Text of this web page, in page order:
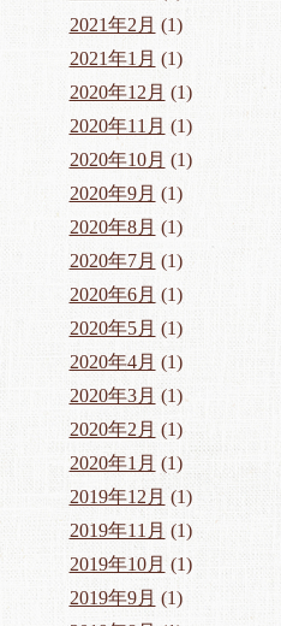
2021年2月 (1)
2021年1月 (1)
2020年12月 (1)
2020年11月 (1)
2020年10月 (1)
2020年9月 (1)
2020年8月 (1)
2020年7月 (1)
2020年6月 (1)
2020年5月 (1)
2020年4月 (1)
2020年3月 (1)
2020年2月 (1)
2020年1月 (1)
2019年12月 (1)
2019年11月 (1)
2019年10月 (1)
2019年9月 (1)